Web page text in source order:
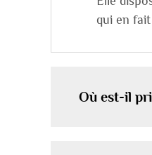
qui en
Où est-il